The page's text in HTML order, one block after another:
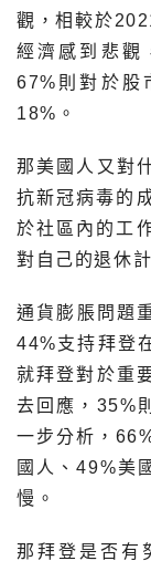
觀，相較於
經濟感到悲觀
67%則對於股
18%。
那美國人又對
抗新冠病毒的
於社區內的工
對自己的退休
通貨膨脹問題
44%支持拜登
就拜登對於重
去回應，35%
一步分析，
國人、49%美
慢。
那拜登是否有